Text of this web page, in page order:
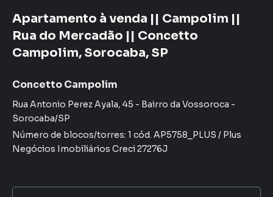
Apartamento à venda || Campolim ||
Rua do Mercadão || Concetto
Campolim, Sorocaba, SP
Concetto Campolim
Rua Antonio Perez Ayala, 45 - Bairro da Vossoroca -
Sorocaba/SP
Número de blocos/torres: 1 cód. AP5758_PLUS / Plus
Negócios Imobiliários Creci27276J